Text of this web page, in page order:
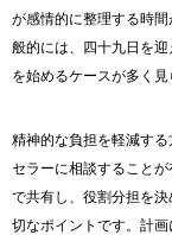
が感情的に整理する時間
般的には、
四十九日を
を始めるケースが多く見
精神的な負担を軽減する
セラーに相談することが
で共有し、 役割分担を
切なポイントです。計画